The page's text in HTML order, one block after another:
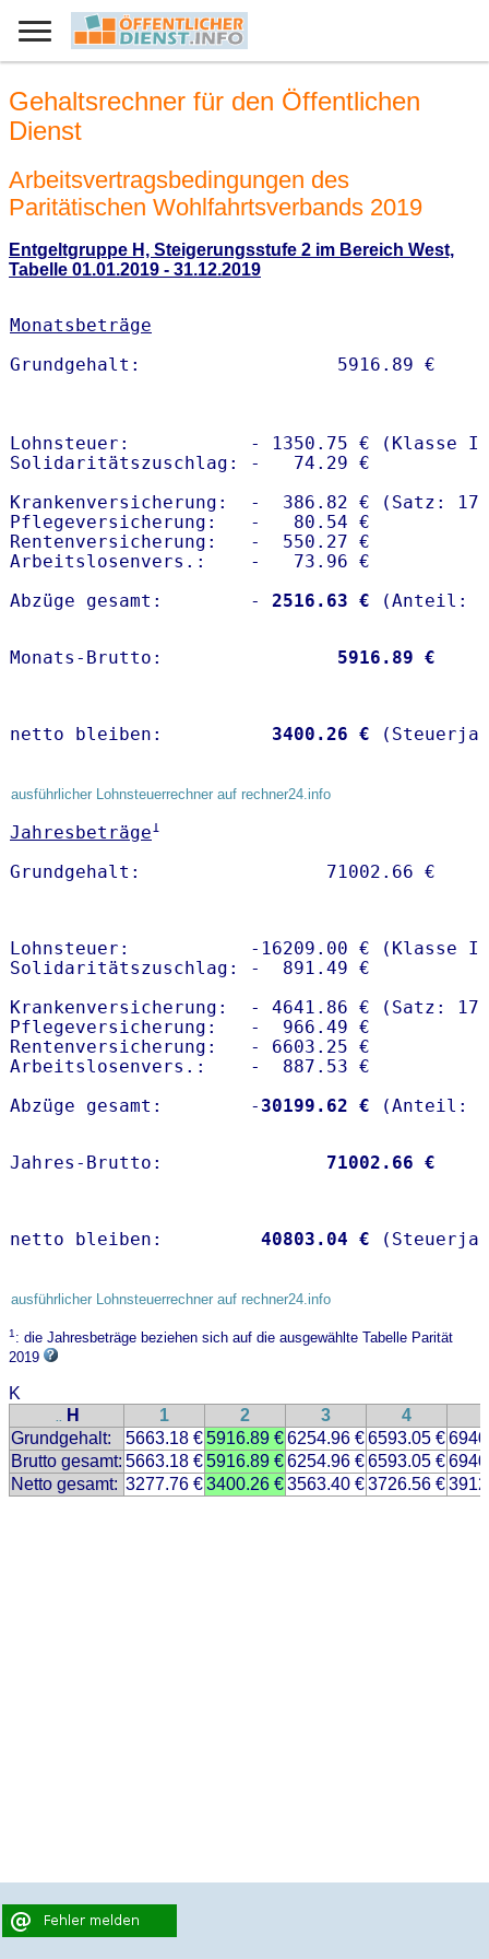
Gehaltsrechner für den Öffentlichen
Dienst
Arbeitsvertragsbedingungen des
Paritätischen Wohlfahrtsverbands 2019
Entgeltgruppe H, Steigerungsstufe 2 im Bereich West,
Tabelle 01.01.2019 - 31.12.2019
Monatsbeträge
Lohnsteuer:           - 1350.75 € (Klasse I)
Solidaritätszuschlag: -   74.29 €
Krankenversicherung:  -  386.82 € (Satz:
Pflegeversicherung:   -   80.54 €
Rentenversicherung:   -  550.27 €
Arbeitslosenvers.:    -   73.96 €
Abzüge gesamt:        -
2516.63 €
Monats-Brutto: 5916.89 €
netto bleiben: 3400.26 €
ausführlicher Lohnsteuerrechner auf rechner24.info
Jahresbeträge1
Lohnsteuer:           -16209.00 € (Klasse I)
Solidaritätszuschlag: -  891.49 €
Krankenversicherung:  - 4641.86 € (Satz:
Pflegeversicherung:   -  966.49 €
Rentenversicherung:   - 6603.25 €
Arbeitslosenvers.:    -  887.53 €
Abzüge gesamt:        - 30199.62 €
Jahres-Brutto: 71002.66 €
netto bleiben: 40803.04 €
ausführlicher Lohnsteuerrechner auf rechner24.info
1: die Jahresbeträge beziehen sich auf die ausgewählte Tabelle Parität
2019
K
.. H 1 2 3 4
Grundgehalt:
5663.18 €5916.89 €6254.96 €6593.05 €
Brutto gesamt: 5663.18 €5916.89 €6254.96 €6593.05 €
Netto gesamt: 3277.76 €3400.26 €3563.40 €3726.56 €